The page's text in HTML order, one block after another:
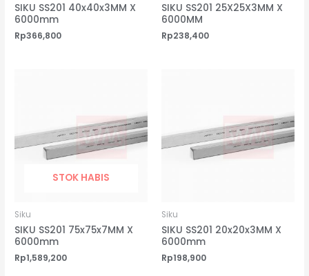
SIKU SS201 40x40x3MM X
6000mm
Rp366,800
SIKU SS201 25X25X3MM X
6000MM
Rp238,400
STOK HABIS
Siku
SIKU SS201 75x75x7MM X
6000mm
Rp1,589,200
Siku
SIKU SS201 20x20x3MM X
6000mm
Rp198,900